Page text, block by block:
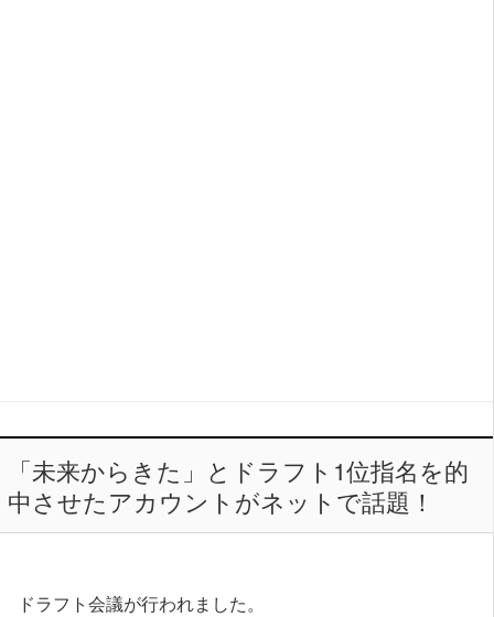
「未来からきた」とドラフト1位指名を的
中させたアカウントがネットで話題！
ドラフト会議が行われました。